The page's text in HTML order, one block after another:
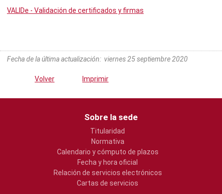
VALIDe - Validación de certificados y firmas
Fecha de la última actualización: viernes 25 septiembre 2020
Volver Imprimir
Sobre la sede
Titularidad
Normativa
Calendario y cómputo de plazos
Fecha y hora oficial
Relación de servicios electrónicos
Cartas de servicios